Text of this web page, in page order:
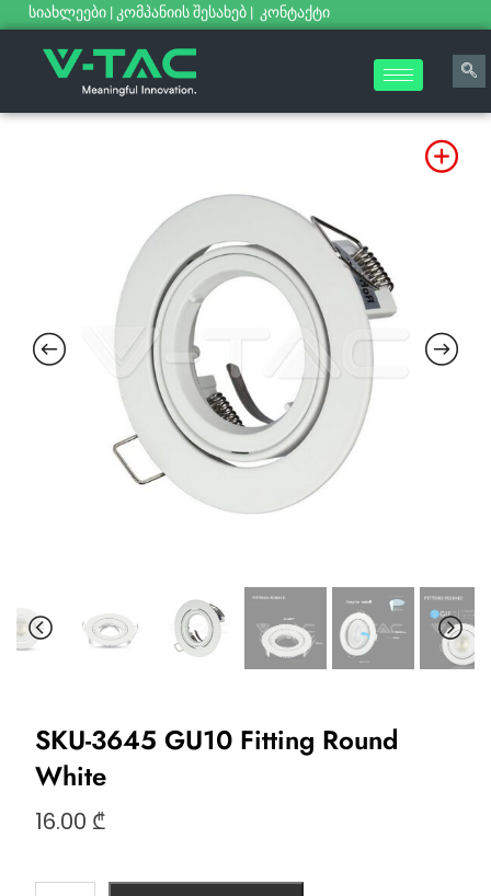
სიახლეები | კომპანიის შესახებ | კონტაქტი
SKU-3645 GU10 Fitting Round
White
16.00 ₾